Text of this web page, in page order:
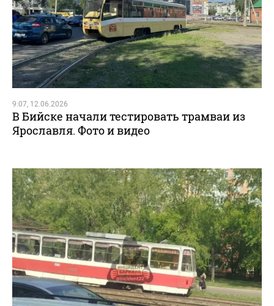
9:07, 12.06.2026
В Бийске начали тестировать трамваи из
Ярославля. Фото и видео